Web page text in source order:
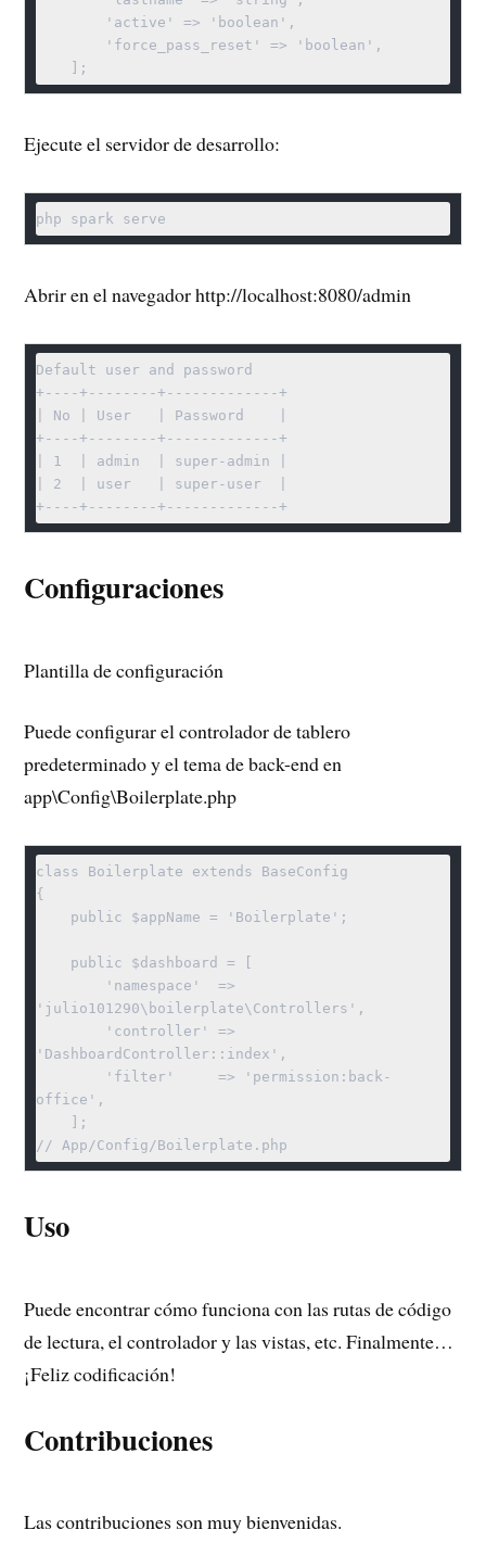
    ];
Ejecute el servidor de desarrollo:
php spark serve
Abrir en el navegador http://localhost:8080/admin
Default user and password
+----+--------+-------------+
| No | User   | Password    |
+----+--------+-------------+
| 1  | admin  | super-admin |
| 2  | user   | super-user  |
+----+--------+-------------+
Configuraciones
Plantilla de configuración
Puede configurar el controlador de tablero
predeterminado y el tema de back-end en
app\Config\Boilerplate.php
class Boilerplate extends BaseConfig
{
'julio101290\boilerplate\Controllers',
'DashboardController::index',
office',
// App/Config/Boilerplate.php
Uso
Puede encontrar cómo funciona con las rutas de código
de lectura, el controlador y las vistas, etc. Finalmente…
¡Feliz codificación!
Contribuciones
Las contribuciones son muy bienvenidas.